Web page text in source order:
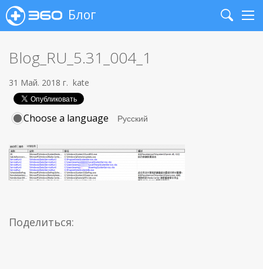
Блог
Search
Blog_RU_5.31_004_1
31 Май. 2018 г. kate
Choose a language
Поделиться: